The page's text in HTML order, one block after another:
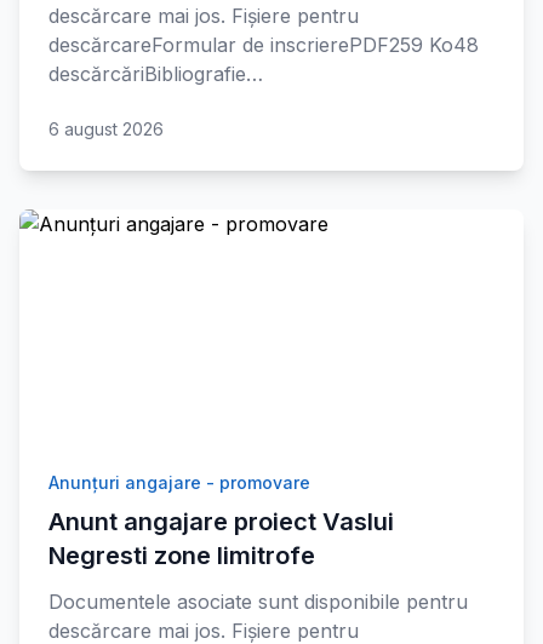
descărcare mai jos. Fișiere pentru
descărcareFormular de inscrierePDF259 Ko48
descărcăriBibliografie…
6 august 2026
Anunțuri angajare - promovare
Anunt angajare proiect Vaslui
Negresti zone limitrofe
Documentele asociate sunt disponibile pentru
descărcare mai jos. Fișiere pentru